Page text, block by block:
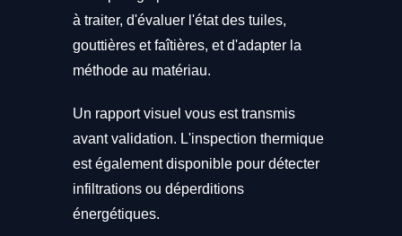
à traiter, d'évaluer l'état des tuiles,
gouttières et faîtières, et d'adapter la
méthode au matériau.
Un rapport visuel vous est transmis
avant validation. L'inspection thermique
est également disponible pour détecter
infiltrations ou déperditions
énergétiques.